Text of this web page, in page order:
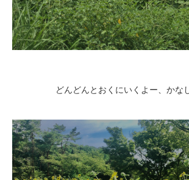
どんどんとおくにいくよー、かな